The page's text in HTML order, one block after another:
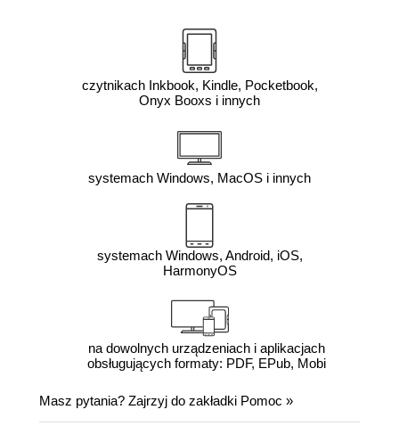
czytnikach Inkbook, Kindle, Pocketbook,
Onyx Booxs i innych
systemach Windows, MacOS i innych
systemach Windows, Android, iOS,
HarmonyOS
na dowolnych urządzeniach i aplikacjach
obsługujących formaty: PDF, EPub, Mobi
Masz pytania? Zajrzyj do zakładki Pomoc »